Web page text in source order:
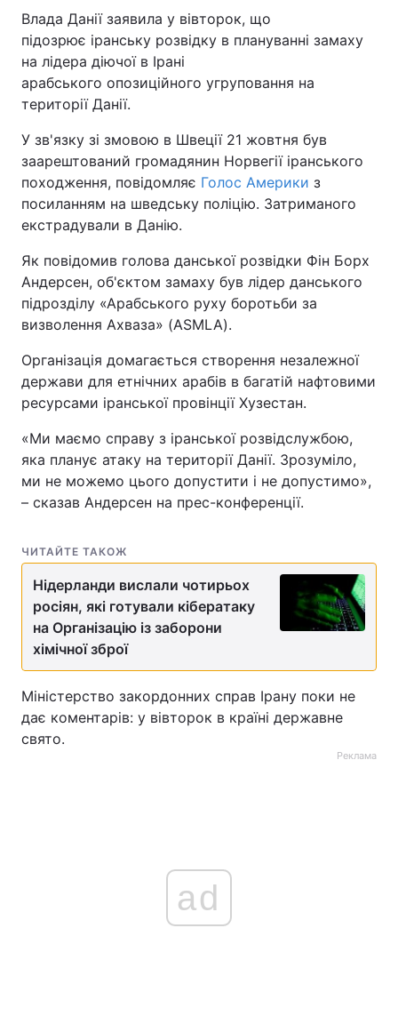
Влада Данії заявила у вівторок, що
підозрює іранську розвідку в плануванні замаху
на лідера діючої в Ірані
арабського опозиційного угруповання на
території Данії.
У зв'язку зі змовою в Швеції 21 жовтня був
заарештований громадянин Норвегії іранського
походження, повідомляє Голос Америки з
посиланням на шведську поліцію. Затриманого
екстрадували в Данію.
Як повідомив голова данської розвідки Фін Борх
Андерсен, об'єктом замаху був лідер данського
підрозділу «Арабського руху боротьби за
визволення Ахваза» (ASMLA).
Організація домагається створення незалежної
держави для етнічних арабів в багатій нафтовими
ресурсами іранської провінції Хузестан.
«Ми маємо справу з іранської розвідслужбою,
яка планує атаку на території Данії. Зрозуміло,
ми не можемо цього допустити і не допустимо»,
– сказав Андерсен на прес-конференції.
ЧИТАЙТЕ ТАКОЖ
Нідерланди вислали чотирьох
росіян, які готували кібератаку
на Організацію із заборони
хімічної зброї
Міністерство закордонних справ Ірану поки не
дає коментарів: у вівторок в країні державне
свято.
Реклама
ad